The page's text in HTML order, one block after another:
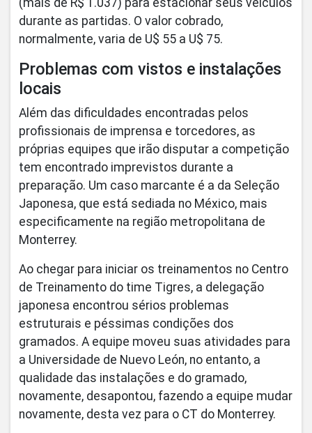
(mais de R$ 1.037) para estacionar seus veículos
durante as partidas. O valor cobrado,
normalmente, varia de U$ 55 a U$ 75.
Problemas com vistos e instalações
locais
Além das dificuldades encontradas pelos
profissionais de imprensa e torcedores, as
próprias equipes que irão disputar a competição
tem encontrado imprevistos durante a
preparação. Um caso marcante é a da Seleção
Japonesa, que está sediada no México, mais
especificamente na região metropolitana de
Monterrey.
Ao chegar para iniciar os treinamentos no Centro
de Treinamento do time Tigres, a delegação
japonesa encontrou sérios problemas
estruturais e péssimas condições dos
gramados. A equipe moveu suas atividades para
a Universidade de Nuevo León, no entanto, a
qualidade das instalações e do gramado,
novamente, desapontou, fazendo a equipe mudar
novamente, desta vez para o CT do Monterrey.